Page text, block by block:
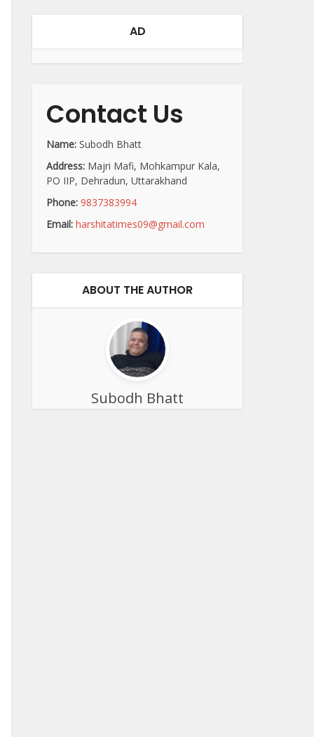
AD
Contact Us
Name: Subodh Bhatt
Address: Majri Mafi, Mohkampur Kala,
PO IIP, Dehradun, Uttarakhand
Phone: 9837383994
Email: harshitatimes09@gmail.com
ABOUT THE AUTHOR
Subodh Bhatt